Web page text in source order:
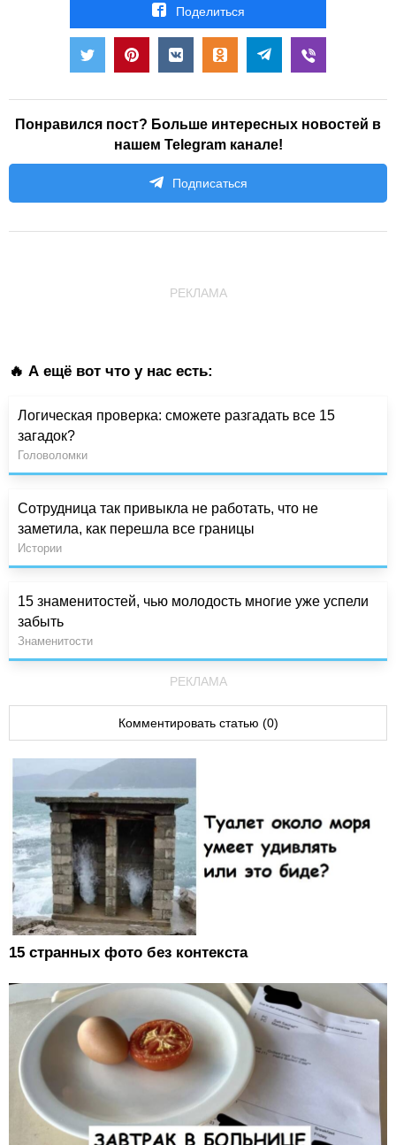
Поделиться
Понравился пост? Больше интересных новостей в
нашем Telegram канале!
Подписаться
РЕКЛАМА
🔥 А ещё вот что у нас есть:
Логическая проверка: сможете разгадать все 15
загадок?
Головоломки
Сотрудница так привыкла не работать, что не
заметила, как перешла все границы
Истории
15 знаменитостей, чью молодость многие уже успели
забыть
Знаменитости
РЕКЛАМА
Комментировать статью (0)
15 странных фото без контекста